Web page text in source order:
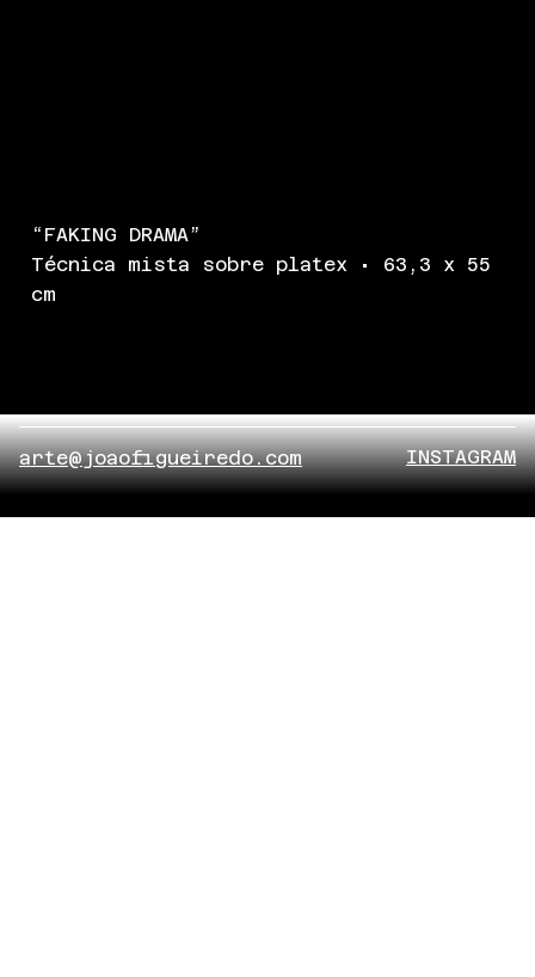
“FAKING DRAMA”
Técnica mista sobre platex • 63,3 x 55
cm
INSTAGRAM
arte@joaofigueiredo.com